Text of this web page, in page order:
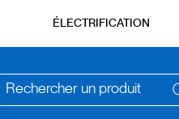
ÉLECTRIFICATION
Rechercher un produit